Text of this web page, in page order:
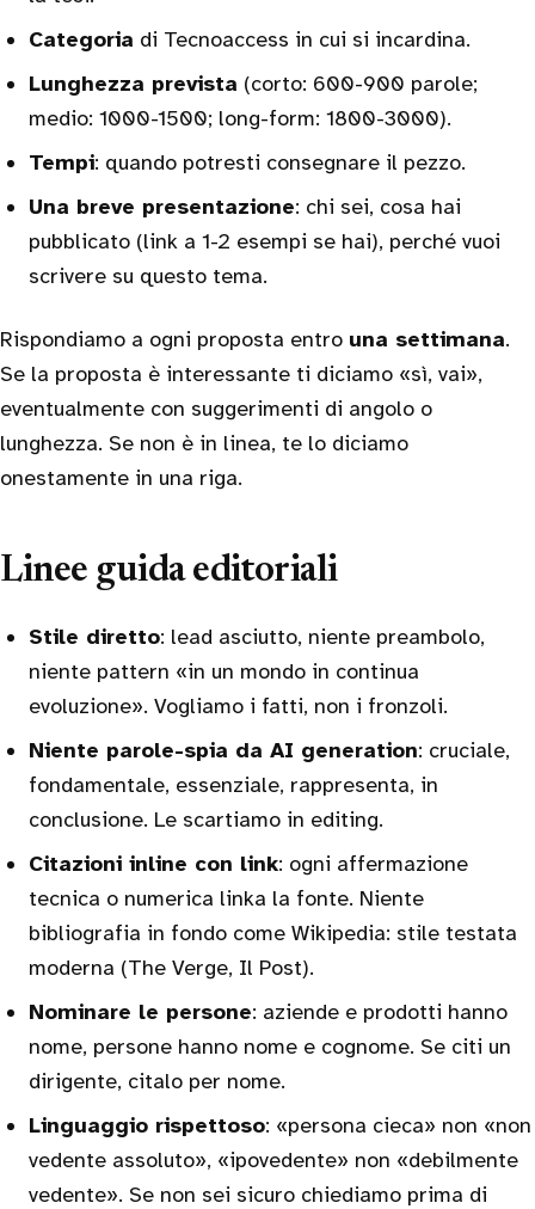
Categoria di Tecnoaccess in cui si incardina.
Lunghezza prevista (corto: 600-900 parole;
medio: 1000-1500; long-form: 1800-3000).
Tempi: quando potresti consegnare il pezzo.
Una breve presentazione: chi sei, cosa hai
pubblicato (link a 1-2 esempi se hai), perché vuoi
scrivere su questo tema.
Rispondiamo a ogni proposta entro una settimana.
Se la proposta è interessante ti diciamo «sì, vai»,
eventualmente con suggerimenti di angolo o
lunghezza. Se non è in linea, te lo diciamo
onestamente in una riga.
Linee guida editoriali
Stile diretto: lead asciutto, niente preambolo,
niente pattern «in un mondo in continua
evoluzione». Vogliamo i fatti, non i fronzoli.
Niente parole-spia da AI generation: cruciale,
fondamentale, essenziale, rappresenta, in
conclusione. Le scartiamo in editing.
Citazioni inline con link: ogni affermazione
tecnica o numerica linka la fonte. Niente
bibliografia in fondo come Wikipedia: stile testata
moderna (The Verge, Il Post).
Nominare le persone: aziende e prodotti hanno
nome, persone hanno nome e cognome. Se citi un
dirigente, citalo per nome.
Linguaggio rispettoso: «persona cieca» non «non
vedente assoluto», «ipovedente» non «debilmente
vedente». Se non sei sicuro chiediamo prima di